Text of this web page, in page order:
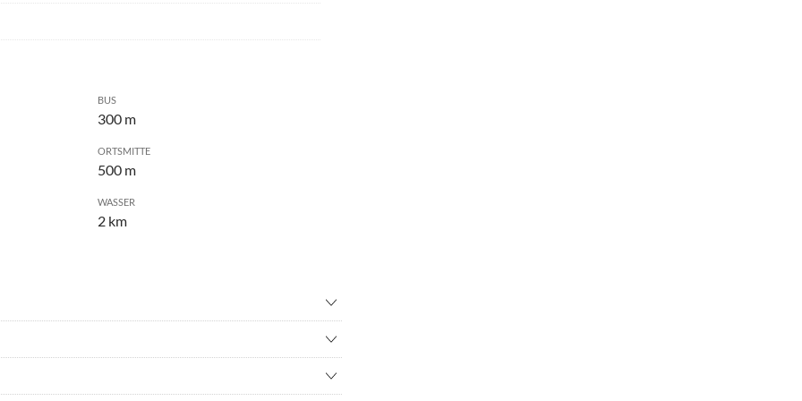
BUS
300 m
ORTSMITTE
500 m
WASSER
2 km
• Mountainbiking